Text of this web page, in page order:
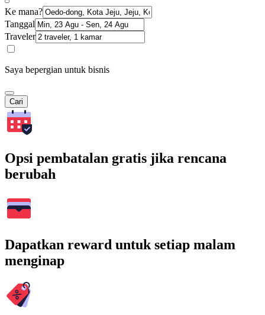
Ke mana?
Tanggal
Traveler
Saya bepergian untuk bisnis
Cari
Opsi pembatalan gratis jika rencana
berubah
Dapatkan reward untuk setiap malam
menginap